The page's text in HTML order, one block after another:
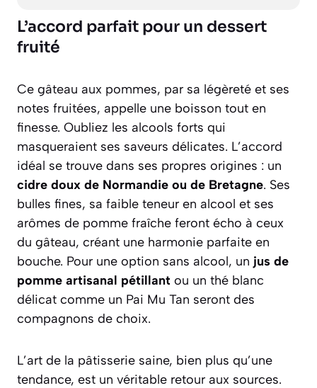
L’accord parfait pour un dessert
fruité
Ce gâteau aux pommes, par sa légèreté et ses
notes fruitées, appelle une boisson tout en
finesse. Oubliez les alcools forts qui
masqueraient ses saveurs délicates. L’accord
idéal se trouve dans ses propres origines : un
cidre doux de Normandie ou de Bretagne. Ses
bulles fines, sa faible teneur en alcool et ses
arômes de pomme fraîche feront écho à ceux
du gâteau, créant une harmonie parfaite en
bouche. Pour une option sans alcool, un jus de
pomme artisanal pétillant ou un thé blanc
délicat comme un Pai Mu Tan seront des
compagnons de choix.
L’art de la pâtisserie saine, bien plus qu’une
tendance, est un véritable retour aux sources.